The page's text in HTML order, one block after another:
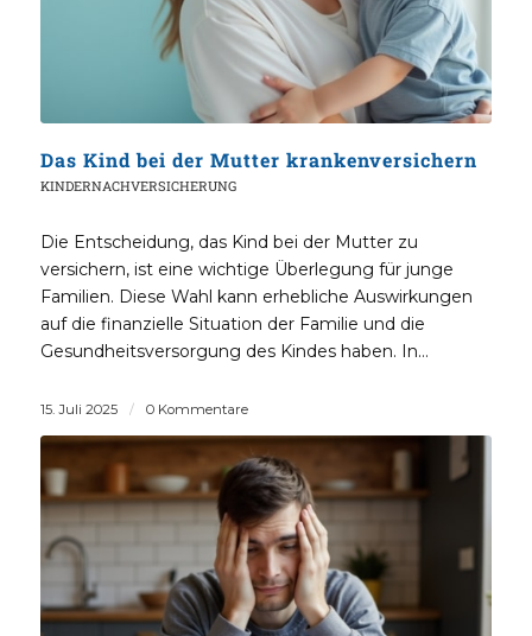
Das Kind bei der Mutter krankenversichern
KINDERNACHVERSICHERUNG
Die Entscheidung, das Kind bei der Mutter zu
versichern, ist eine wichtige Überlegung für junge
Familien. Diese Wahl kann erhebliche Auswirkungen
auf die finanzielle Situation der Familie und die
Gesundheitsversorgung des Kindes haben. In…
15. Juli 2025 / 0 Kommentare